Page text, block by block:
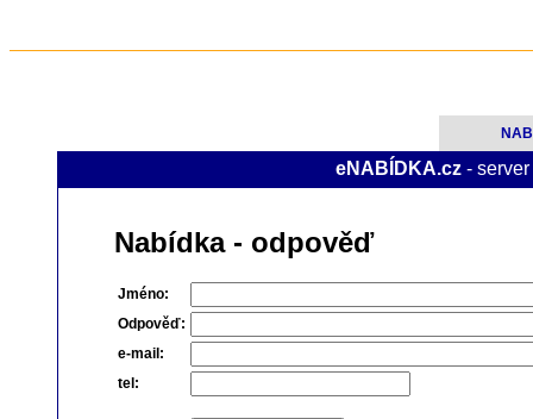
eNABÍDKA.cz -
Nabídka - odpověď
Jméno:
Odpověď:
e-mail:
tel: